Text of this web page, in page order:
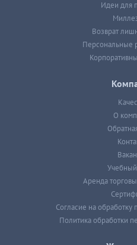
Идеи для
Возврат
Персональные
О
Аренда
Согласие на
Политика обработки